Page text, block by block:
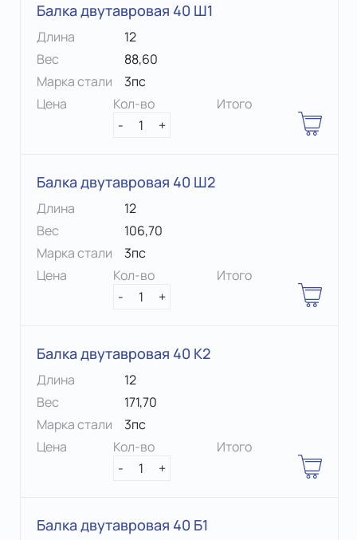
Балка двутавровая 40 Ш1
Длина
12
Вес
88,60
Марка стали
3пс
Цена
Кол-во
-
1 +
Итого
Балка двутавровая 40 Ш2
Длина
12
Вес
106,70
Марка стали
3пс
Цена
Кол-во
-
1 +
Итого
Балка двутавровая 40 К2
Длина
12
Вес
171,70
Марка стали
3пс
Цена
Кол-во
-
1 +
Итого
Балка двутавровая 40 Б1